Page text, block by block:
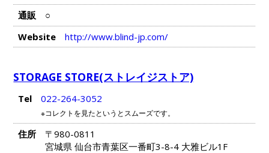
通販
○
Website
http://www.blind-jp.com/
STORAGE STORE(ストレイジストア)
Tel 022-264-3052
※コレクトを見たというとスムーズです。
住所
〒980-0811
宮城県 仙台市青葉区一番町3-8-4 大雅ビル1F